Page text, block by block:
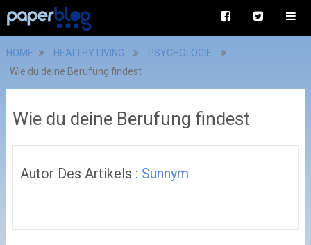
HOME HEALTHY LIVING
PSYCHOLOGIE
Wie du deine Berufung findest
Wie du deine Berufung findest
Autor Des Artikels : Sunnym